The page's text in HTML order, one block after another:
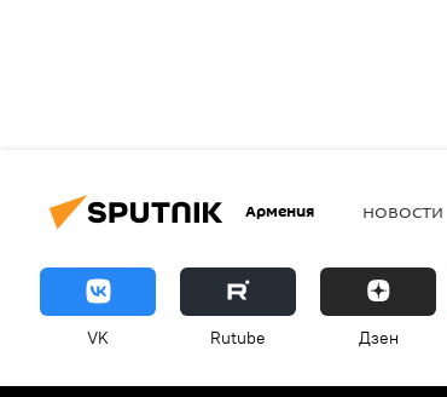
Армения НОВОСТИ
VK Rutube Дзен